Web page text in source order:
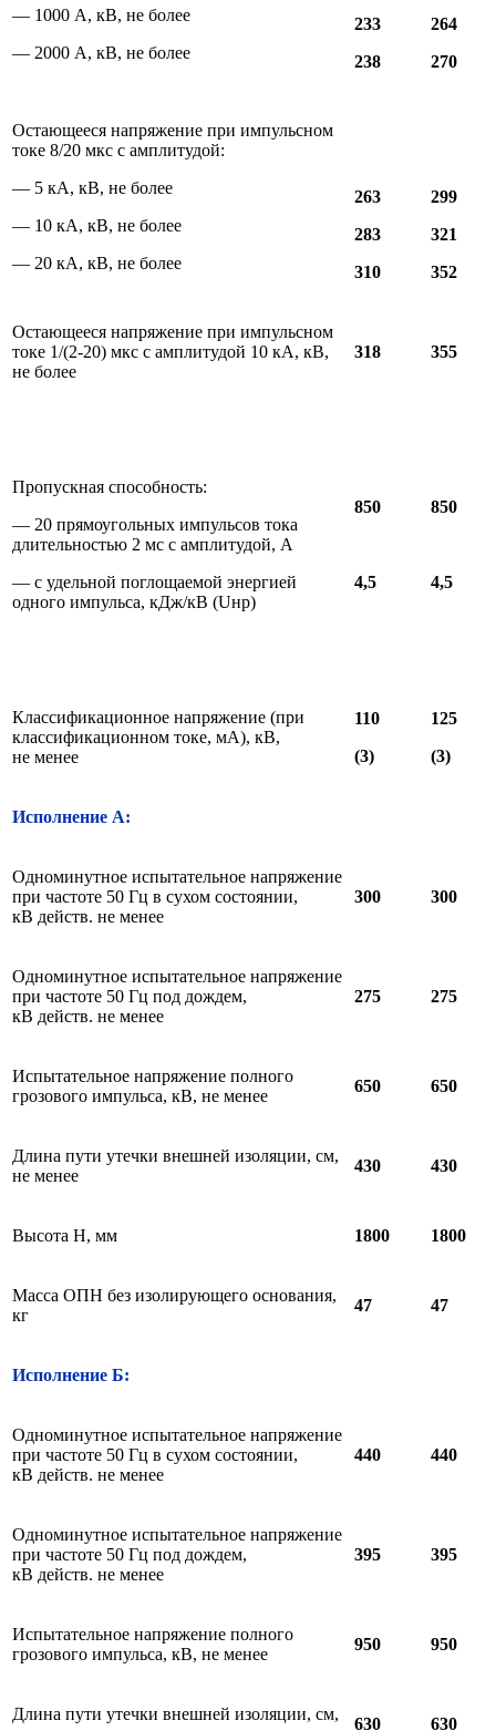
— 1000 А, кВ, не более
— 2000 А, кВ, не более
233
238
264
270
Остающееся напряжение при импульсном
токе 8/20 мкс с амплитудой:
— 5 кА, кВ, не более
— 10 кА, кВ, не более
— 20 кА, кВ, не более
263
283
310
299
321
352
Остающееся напряжение при импульсном
токе 1/(2-20) мкс с амплитудой 10 кА, кВ,
не более
318 355
Пропускная способность:
— 20 прямоугольных импульсов тока
длительностью 2 мс с амплитудой, А
— с удельной поглощаемой энергией
одного импульса, кДж/кВ (Uнр)
850
4,5
850
4,5
Классификационное напряжение (при
классификационном токе, мА), кВ,
не менее
110
(3)
125
(3)
Исполнение А:
Одноминутное испытательное напряжение
при частоте 50 Гц в сухом состоянии,
кВ действ. не менее
300 300
Одноминутное испытательное напряжение
при частоте 50 Гц под дождем,
кВ действ. не менее
275 275
Испытательное напряжение полного
грозового импульса, кВ, не менее
650 650
Длина пути утечки внешней изоляции, см,
не менее
430 430
Высота Н, мм 1800 1800
Масса ОПН без изолирующего основания,
кг
47 47
Исполнение Б:
Одноминутное испытательное напряжение
при частоте 50 Гц в сухом состоянии,
кВ действ. не менее
440 440
Одноминутное испытательное напряжение
при частоте 50 Гц под дождем,
кВ действ. не менее
395 395
Испытательное напряжение полного
грозового импульса, кВ, не менее
950 950
Длина пути утечки внешней изоляции, см,
630 630